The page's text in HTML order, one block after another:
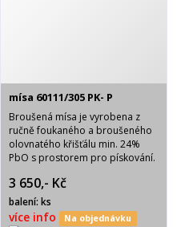
mísa 60111/305 PK- P
Broušená mísa je vyrobena z
ručně foukaného a broušeného
olovnatého křišťálu min. 24%
PbO s prostorem pro pískování.
modrém saténu s nápisem
BOHEMIA CRYSTAL.
3 650,- Kč
balení: ks
více info Na objednávku